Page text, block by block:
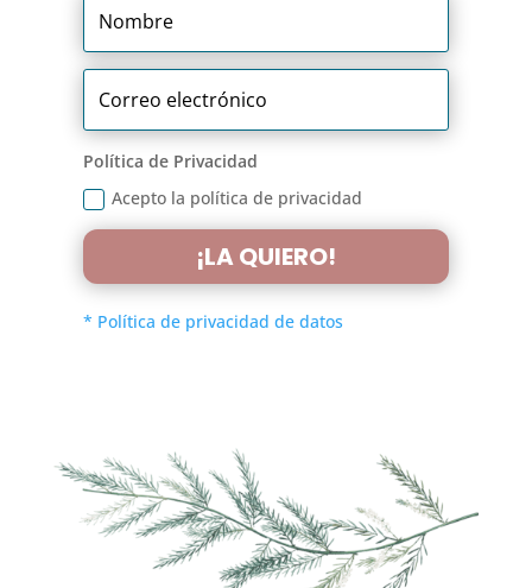
Política de Privacidad
Acepto la política de privacidad
¡LA QUIERO!
* Política de privacidad de datos